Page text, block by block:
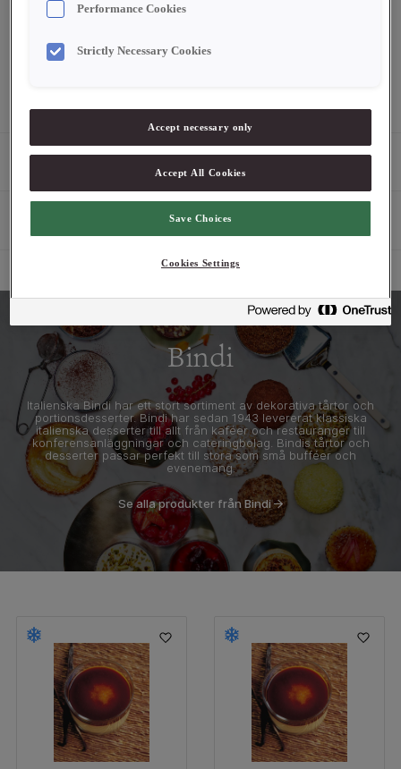
Logga in för att se pris
Bindi
Italienska Bindi har ett stort sortiment av dekorativa tårtor och
portionsdesserter. Bindi har sedan 1943 levererat klassiska
italienska desserter till allt från kaféer och restauranger till
konferensanläggningar och cateringbolag. Bindis tårtor och
desserter passar perfekt till stora som små bufféer och
evenemang.
Se alla produkter från Bindi
Performance Cookies
Strictly Necessary Cookies
Accept necessary only
Accept All Cookies
Save Choices
Cookies Settings